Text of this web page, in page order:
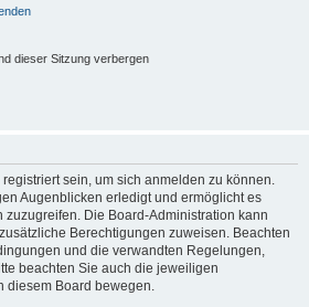
dieser Sitzung verbergen
sein, um sich anmelden zu können.
Augenblicken erledigt und ermöglicht es
zuzugreifen. Die Board-Administration kann
Berechtigungen zuweisen. Beachten
und die verwandten Regelungen,
beachten Sie auch die jeweiligen
diesem Board bewegen.